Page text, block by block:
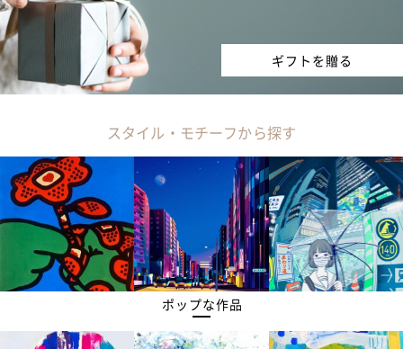
ギフトを贈る
スタイル・モチーフから探す
ポップな作品